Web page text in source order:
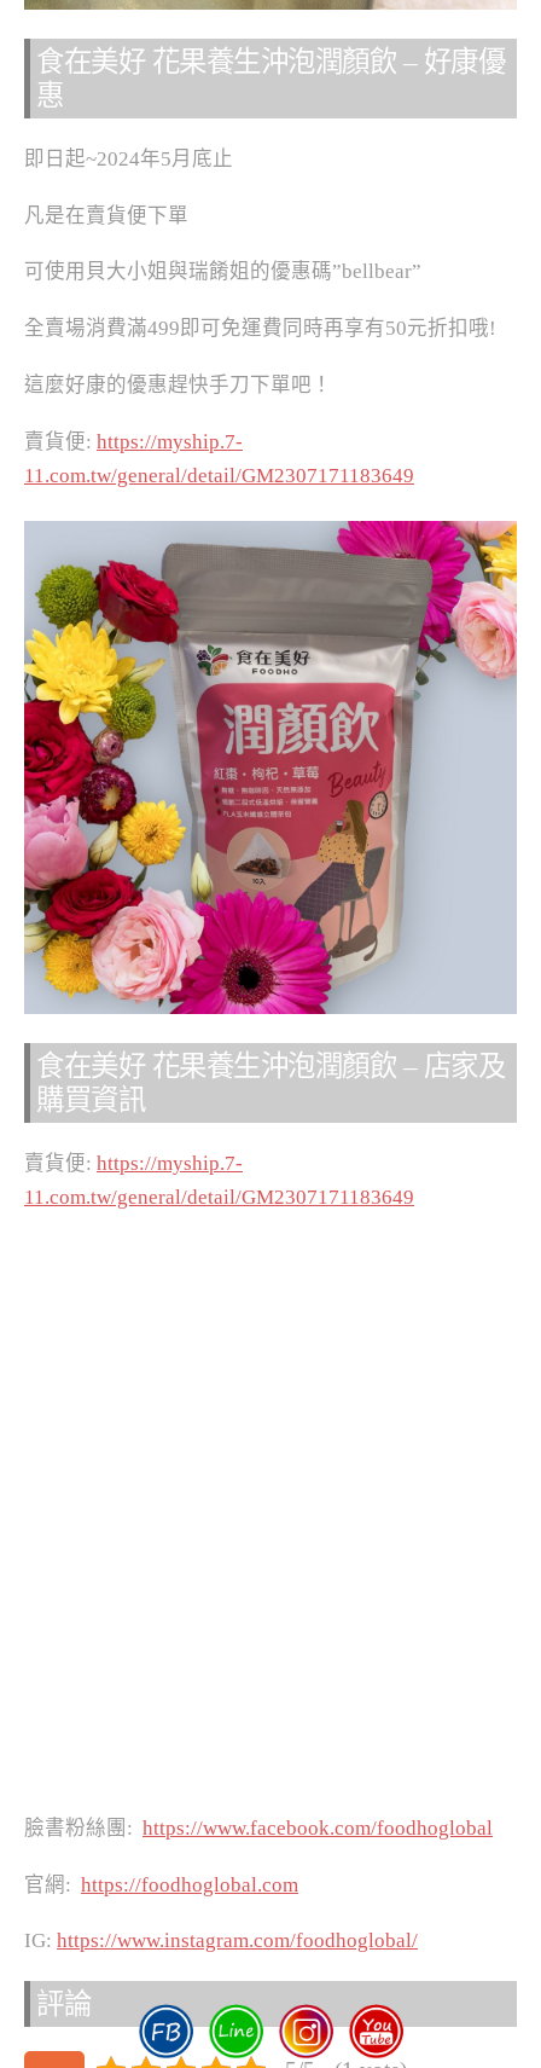
食在美好 花果養生沖泡潤顏飲 – 好康優
惠
即日起~2024年5月底止
凡是在賣貨便下單
可使用貝大小姐與瑞餚姐的優惠碼”bellbear”
全賣場消費滿499即可免運費同時再享有50元折扣哦!
這麼好康的優惠趕快手刀下單吧！
賣貨便: https://myship.7-
11.com.tw/general/detail/GM2307171183649
食在美好 花果養生沖泡潤顏飲 – 店家及
購買資訊
賣貨便: https://myship.7-
11.com.tw/general/detail/GM2307171183649
臉書粉絲團: https://www.facebook.com/foodhoglobal
官網: https://foodhoglobal.com
IG: https://www.instagram.com/foodhoglobal/
評論